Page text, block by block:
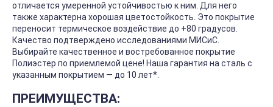
отличается умеренной устойчивостью к ним. Для него
также характерна хорошая цветостойкость. Это покрытие
переносит термическое воздействие до +80 градусов.
Качество подтверждено исследованиями МИСиС.
Выбирайте качественное и востребованное покрытие
Полиэстер по приемлемой цене! Наша гарантия на сталь с
указанным покрытием — до 10 лет*.
ПРЕИМУЩЕСТВА: